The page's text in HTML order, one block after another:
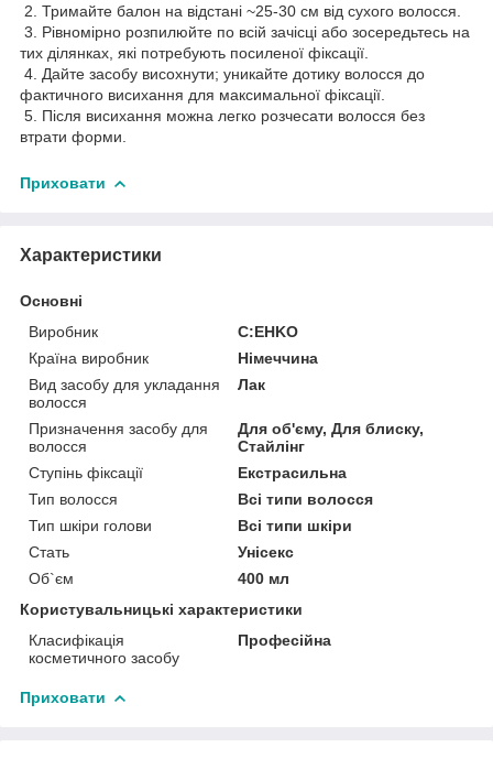
2. Тримайте балон на відстані ~25-30 см від сухого волосся.
3. Рівномірно розпилюйте по всій зачісці або зосередьтесь на
тих ділянках, які потребують посиленої фіксації.
4. Дайте засобу висохнути; уникайте дотику волосся до
фактичного висихання для максимальної фіксації.
5. Після висихання можна легко розчесати волосся без
втрати форми.
Приховати
Характеристики
Основні
Виробник
C:EHKO
Країна виробник
Німеччина
Вид засобу для укладання
волосся
Лак
Призначення засобу для
волосся
Для об'єму, Для блиску,
Стайлінг
Ступінь фіксації
Екстрасильна
Тип волосся
Всі типи волосся
Тип шкіри голови
Всі типи шкіри
Стать
Унісекс
Об`єм
400 мл
Користувальницькі характеристики
Класифікація
косметичного засобу
Професійна
Приховати